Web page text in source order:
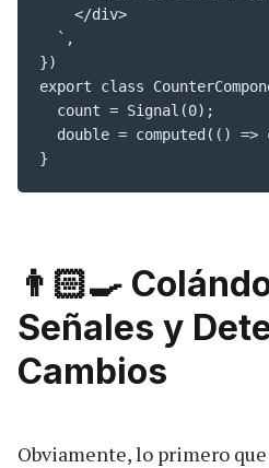
    </div>
  `,
})
export class
  count = Signal(0);
double = computed(() =>
}
👨🏻‍🍳
Señales y
Cambios
Obviamente, lo primero